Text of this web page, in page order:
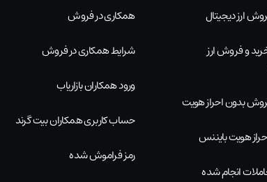
ارز دیجیتال
و فروش ارز
بدون احراز هویت
هویت بایننس
انجام شده
همکاری در فروش
شرایط همکاری در فروش
ورود همکاران بازاریاب
حساب کاربری همکاران بیت گرند
رمز فراموش شده